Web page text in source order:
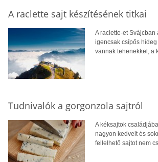
A raclette sajt készítésének titkai
A raclette-et Svájcban
igencsak csípős
vannak tehenekkel, a
Tudnivalók a gorgonzola sajtról
A kéksajtok
nagyon kedvelt és
fellelhető sajtot nem